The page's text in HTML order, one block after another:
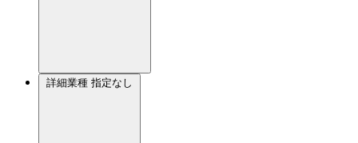
詳細業種 指定なし